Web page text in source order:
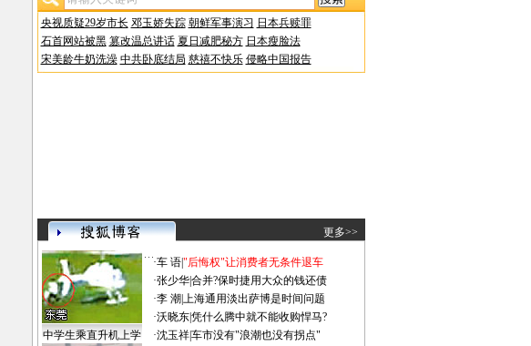
央视质疑29岁市长 邓玉娇失踪 朝鲜军事演习 日本兵赎罪
石首网站被黑 篡改温总讲话 夏日减肥秘方 日本瘦脸法
宋美龄牛奶洗澡 中共卧底结局 慈禧不快乐 侵略中国报告
更多>>
中学生乘直升机上学
·车 语|"后悔权"让消费者无条件退车
·张少华|合并?保时捷用大众的钱还债
·李 潮 上海通用淡出萨博是时间问题
·沃晓东|凭什么腾中就不能收购悍马?
·沈玉祥|车市没有"浪潮也没有拐点"